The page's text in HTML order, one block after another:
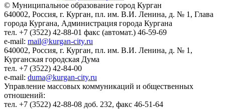
© Муниципальное образование город Курган
640002, Россия, г. Курган, пл. им. В.И. Ленина, д. № 1, Глава
города Кургана, Администрация города Кургана
тел. +7 (3522) 42-88-01 факс (автомат.) 46-59-69
e-mail: mail@kurgan-city.ru
640002, Россия, г. Курган, пл. им. В.И. Ленина, д. № 1,
Курганская городская Дума
тел. +7 (3522) 42-84-00
e-mail: duma@kurgan-city.ru
Управление массовых коммуникаций и общественных
отношений:
тел. +7 (3522) 42-88-08 доб. 232, факс 46-51-64